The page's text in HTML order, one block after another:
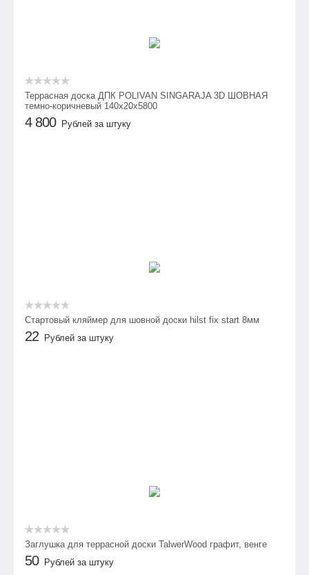
Террасная доска ДПК POLIVAN SINGARAJA 3D ШОВНАЯ
темно-коричневый 140х20х5800
4 800 Рублей за штуку
Стартовый кляймер для шовной доски hilst fix start 8мм
22 Рублей за штуку
Заглушка для террасной доски TalwerWood графит, венге
50 Рублей за штуку